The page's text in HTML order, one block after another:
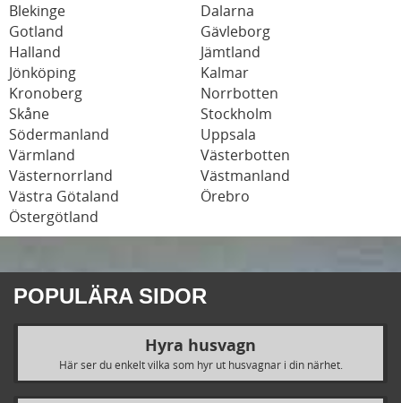
Blekinge
Dalarna
Gotland
Gävleborg
Halland
Jämtland
Jönköping
Kalmar
Kronoberg
Norrbotten
Skåne
Stockholm
Södermanland
Uppsala
Värmland
Västerbotten
Västernorrland
Västmanland
Västra Götaland
Örebro
Östergötland
POPULÄRA SIDOR
Hyra husvagn
Här ser du enkelt vilka som hyr ut husvagnar i din närhet.